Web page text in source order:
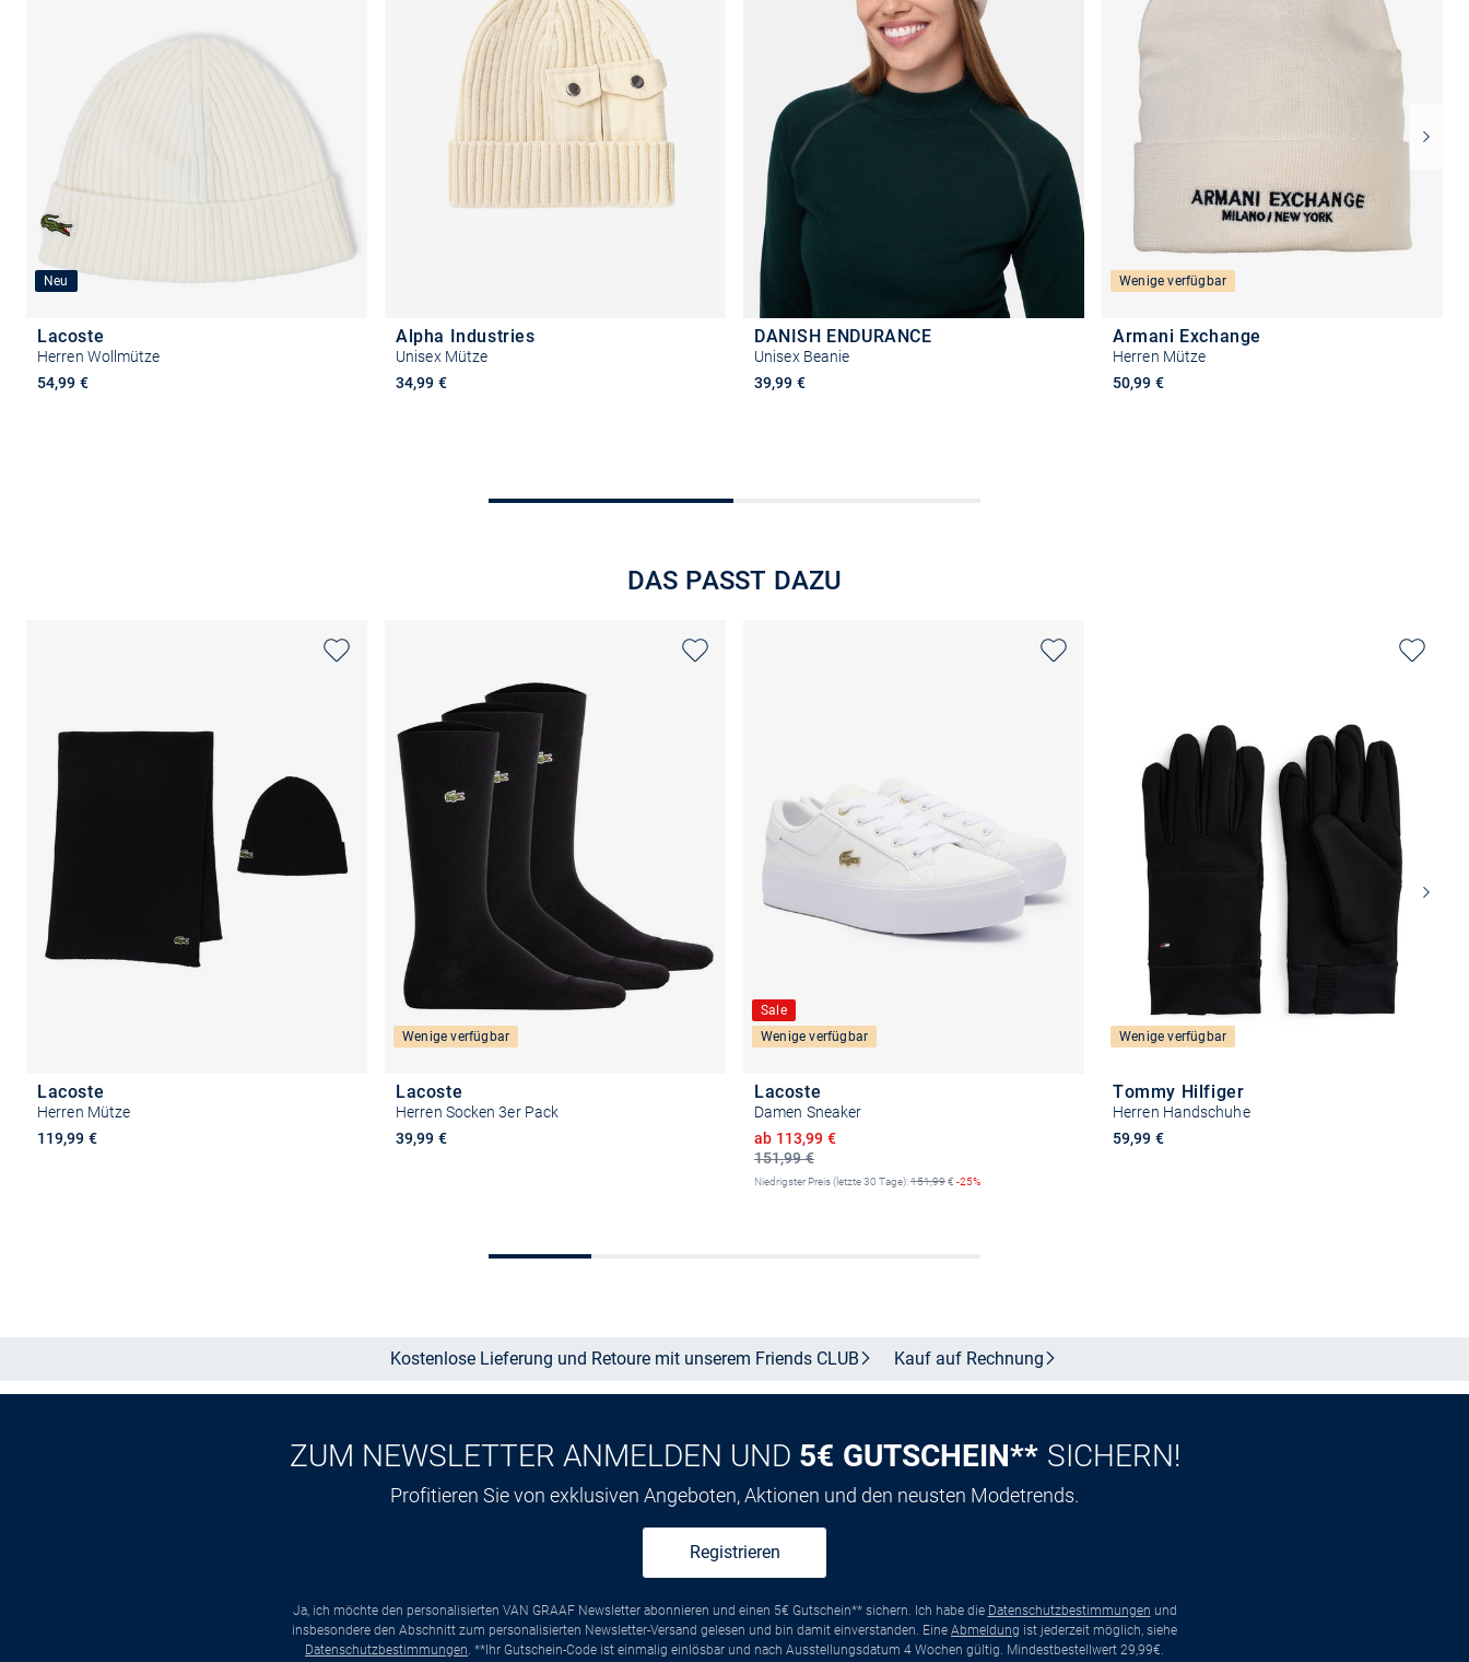
Neu
Lacoste
Herren Wollmütze
54,99 €
Alpha Industries
Unisex Mütze
34,99 €
In den Warenkorb
DANISH ENDURANCE
Unisex Beanie
39,99 €
Wenige verfügbar
Armani Exchange
Herren Mütze
50,99 €
DAS PASST DAZU
Lacoste
Herren Mütze
119,99 €
Wenige verfügbar
Lacoste
Herren Socken 3er Pack
39,99 €
Größe auswählen
Sale
Wenige verfügbar
Lacoste
Damen Sneaker
151,99 €
Ermäßigter Preis
ab 113,99 €
Niedrigster Preis (letzte 30 Tage):151,99€ -25%
Wenige verfügbar
Tommy Hilfiger
Herren Handschuhe
59,99 €
Kostenlose Lieferung und Retoure mit unserem Friends CLUB Kauf auf Rechnung
ZUM NEWSLETTER ANMELDEN UND 5€ GUTSCHEIN** SICHERN!
Profitieren Sie von exklusiven Angeboten, Aktionen und den neusten Modetrends.
Registrieren
Ja, ich möchte den personalisierten VAN GRAAF Newsletter abonnieren und einen 5€ Gutschein** sichern. Ich habe die Datenschutzbestimmungen und
insbesondere den Abschnitt zum personalisierten Newsletter-Versand gelesen und bin damit einverstanden. Eine Abmeldung ist jederzeit möglich, siehe
Datenschutzbestimmungen . **Ihr Gutschein-Code ist einmalig einlösbar und nach Ausstellungsdatum 4 Wochen gültig. Mindestbestellwert 29,99€.